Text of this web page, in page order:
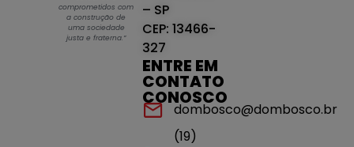
comprometidos com
a construção de
uma sociedade
justa e fraterna.”
– SP
CEP: 13466-
327
ENTRE EM
CONTATO
CONOSCO
dombosco@dombosco.br
(19)